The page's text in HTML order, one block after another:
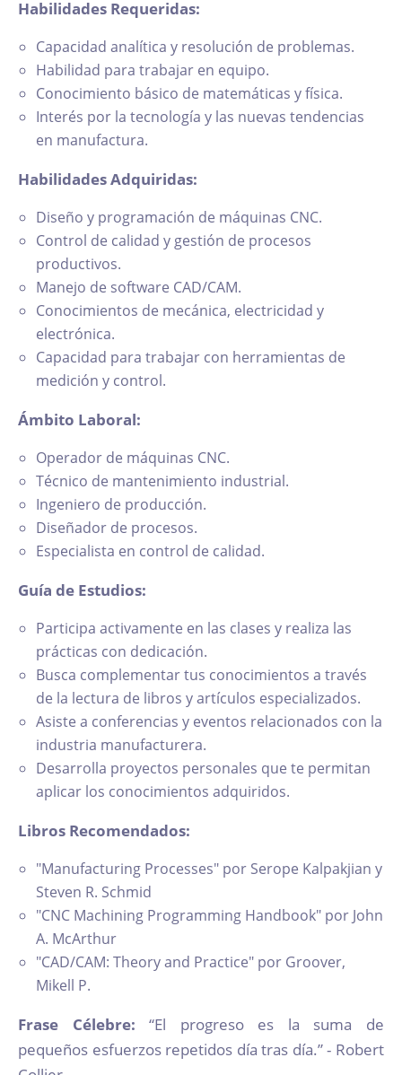
Habilidades Requeridas:
Capacidad analítica y resolución de problemas.
Habilidad para trabajar en equipo.
Conocimiento básico de matemáticas y física.
Interés por la tecnología y las nuevas tendencias
en manufactura.
Habilidades Adquiridas:
Diseño y programación de máquinas CNC.
Control de calidad y gestión de procesos
productivos.
Manejo de software CAD/CAM.
Conocimientos de mecánica, electricidad y
electrónica.
Capacidad para trabajar con herramientas de
medición y control.
Ámbito Laboral:
Operador de máquinas CNC.
Técnico de mantenimiento industrial.
Ingeniero de producción.
Diseñador de procesos.
Especialista en control de calidad.
Guía de Estudios:
Participa activamente en las clases y realiza las
prácticas con dedicación.
Busca complementar tus conocimientos a través
de la lectura de libros y artículos especializados.
Asiste a conferencias y eventos relacionados con la
industria manufacturera.
Desarrolla proyectos personales que te permitan
aplicar los conocimientos adquiridos.
Libros Recomendados:
"Manufacturing Processes" por Serope Kalpakjian y
Steven R. Schmid
"CNC Machining Programming Handbook" por John
A. McArthur
"CAD/CAM: Theory and Practice" por Groover,
Mikell P.
Frase Célebre: “El progreso es la suma de
pequeños esfuerzos repetidos día tras día.” - Robert